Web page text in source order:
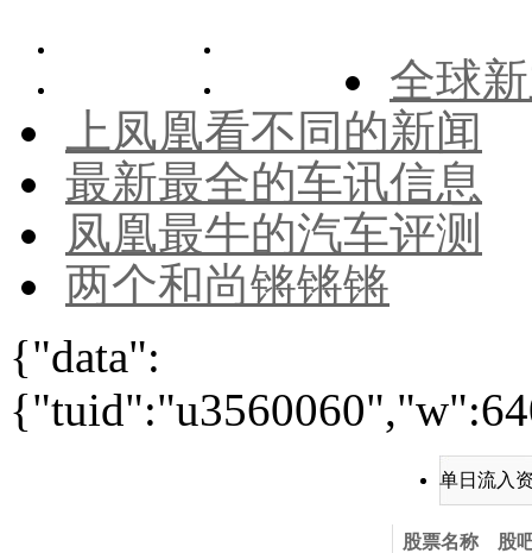
全球
上凤凰看不同的新闻
最新最全的车讯信息
凤凰最牛的汽车评测
两个和尚锵锵锵
{"data":
单日流入
股票名称 股